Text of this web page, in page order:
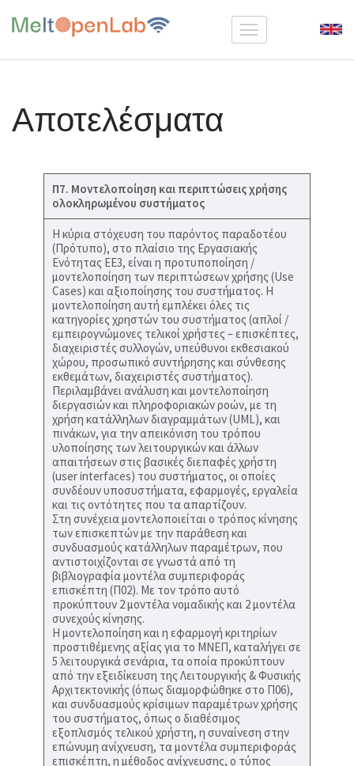
MeltOpenLab
Αποτελέσματα
Π7. Μοντελοποίηση και περιπτώσεις χρήσης
ολοκληρωμένου συστήματος
Η κύρια στόχευση του παρόντος παραδοτέου
(Πρότυπο), στο πλαίσιο της Εργασιακής
Ενότητας ΕΕ3, είναι η προτυποποίηση /
μοντελοποίηση των περιπτώσεων χρήσης (Use
Cases) και αξιοποίησης του συστήματος. Η
μοντελοποίηση αυτή εμπλέκει όλες τις
κατηγορίες χρηστών του συστήματος (απλοί /
εμπειρογνώμονες τελικοί χρήστες – επισκέπτες,
διαχειριστές συλλογών, υπεύθυνοι εκθεσιακού
χώρου, προσωπικό συντήρησης και σύνθεσης
εκθεμάτων, διαχειριστές συστήματος).
Περιλαμβάνει ανάλυση και μοντελοποίηση
διεργασιών και πληροφοριακών ροών, με τη
χρήση κατάλληλων διαγραμμάτων (UML), και
πινάκων, για την απεικόνιση του τρόπου
υλοποίησης των λειτουργικών και άλλων
απαιτήσεων στις βασικές διεπαφές χρήστη
(user interfaces) του συστήματος, οι οποίες
συνδέουν υποσυστήματα, εφαρμογές, εργαλεία
και τις οντότητες που τα απαρτίζουν.
Στη συνέχεια μοντελοποιείται ο τρόπος κίνησης
των επισκεπτών με την παράθεση και
συνδυασμούς κατάλληλων παραμέτρων, που
αντιστοιχίζονται σε γνωστά από τη
βιβλιογραφία μοντέλα συμπεριφοράς
επισκέπτη (Π02). Με τον τρόπο αυτό
προκύπτουν 2 μοντέλα νομαδικής και 2 μοντέλα
συνεχούς κίνησης.
Η μοντελοποίηση και η εφαρμογή κριτηρίων
προστιθέμενης αξίας για το ΜΝΕΠ, καταλήγει σε
5 λειτουργικά σενάρια, τα οποία προκύπτουν
από την εξειδίκευση της Λειτουργικής & Φυσικής
Αρχιτεκτονικής (όπως διαμορφώθηκε στο Π06),
και συνδυασμούς κρίσιμων παραμέτρων χρήσης
του συστήματος, όπως ο διαθέσιμος
εξοπλισμός τελικού χρήστη, η συναίνεση στην
επώνυμη ανίχνευση, τα μοντέλα συμπεριφοράς
επισκέπτη, η μέθοδος ανίχνευσης, ο τύπος